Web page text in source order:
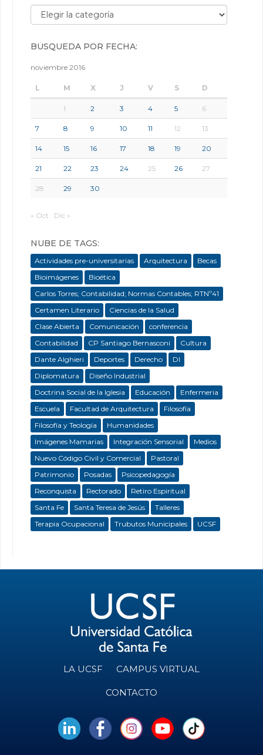
Búsqueda por categorías:
BÚSQUEDA POR FECHA:
noviembre 2016
L M X J V S D
1 2 3 4 5 6
7 8 9 10 11 12 13
14 15 16 17 18 19 20
21 22 23 24 25 26 27
28 29 30
« Oct Dic »
NUBE DE TAGS:
Actividades pre-universitarias Arquitectura
Becas
Bioimágenes
Bioética
Carlos Torres; Contabilidad; Normas Contables; RTNº41
Certamen Literario
Ciencias de la Salud
Clase Abierta
Comunicación
conferencia
Contabilidad
CP Santiago Bernasconi
Cultura
Dante Alghieri
Deportes Derecho
DI
Diplomatura
Diseño Industrial
Doctrina Social de la Iglesia
Educación
Enfermeria
Escuela
Facultad de Arquitectura
Filosofía
Filosofía y Teología
Humanidades
Imágenes Mamarias
Integración Sensorial
Medios
Nuevo Código Civil y Comercial
Pastoral
Patrimonio
Posadas
Psicopedagogía
Reconquista
Rectorado
Retiro Espiritual
Santa Fe
Santa Teresa de Jesús
Talleres
Terapia Ocupacional
Trubutos Municipales UCSF
LA UCSF CAMPUS VIRTUAL
CONTACTO